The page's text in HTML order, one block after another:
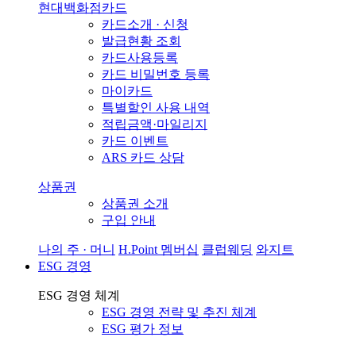
현대백화점카드
카드소개 · 신청
발급현황 조회
카드사용등록
카드 비밀번호 등록
마이카드
특별할인 사용 내역
적립금액·마일리지
카드 이벤트
ARS 카드 상담
상품권
상품권 소개
구입 안내
나의 주 · 머니 H.Point 멤버십 클럽웨딩 와지트
ESG 경영
ESG 경영 체계
ESG 경영 전략 및 추진 체계
ESG 평가 정보